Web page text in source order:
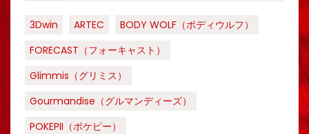
3Dwin ARTEC
BODY WOLF（ボディウルフ）
FORECAST（フォーキャスト）
Glimmis（グリミス）
Gourmandise（グルマンディーズ）
POKEPII（ポケピー）